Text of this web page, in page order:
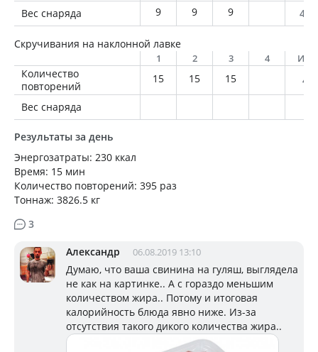
Вес снаряда
9 9 9 405
Скручивания на наклонной лавке
1 2 3 4
Количество
повторений
15 15 15
45
Вес снаряда
Результаты за день
Энергозатраты: 230 ккал
Время: 15 мин
Количество повторений: 395 раз
Тоннаж: 3826.5 кг
3
Александр 06.08.2019 13:10
Думаю, что ваша свинина на гуляш, выглядела
не как на картинке.. А с гораздо меньшим
количеством жира.. Потому и итоговая
калорийность блюда явно ниже. Из-за
отсутствия такого дикого количества жира..